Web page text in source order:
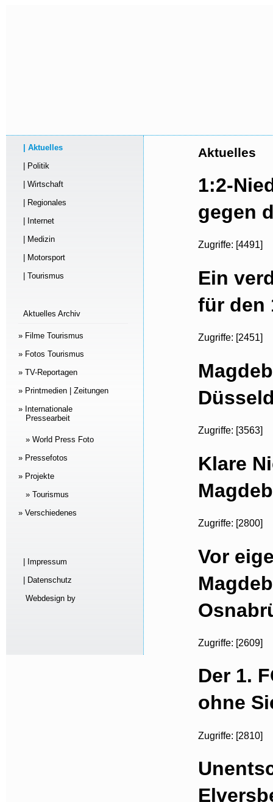
| Aktuelles
| Politik
| Wirtschaft
| Regionales
| Internet
| Medizin
| Motorsport
| Tourismus
Aktuelles Archiv
» Filme Tourismus
» Fotos Tourismus
» TV-Reportagen
» Printmedien | Zeitungen
» Internationale
Pressearbeit
» World Press Foto
» Pressefotos
» Projekte
» Tourismus
» Verschiedenes
| Impressum
| Datenschutz
Webdesign by
Aktuelles
1:2-
gegen
Zugriffe: [4491]
Ein
für den
Zugriffe: [2451]
Zugriffe: [3563]
Klare
Zugriffe: [2800]
Vor
Zugriffe: [2609]
Der 1.
ohne
Zugriffe: [2810]